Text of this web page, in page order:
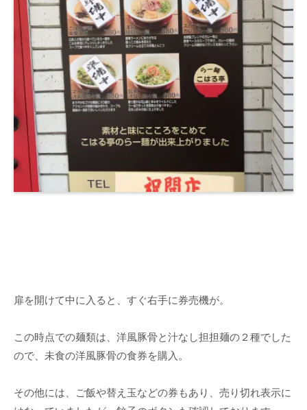
扉を開けて中に入ると、すぐ右手に券売機が。
この時点での麺類は、洋風豚骨と汁なし担担麺の２種でした
ので、未食の洋風豚骨の食券を購入。
その他には、ご飯や替え玉などの券もあり、売り切れ表示に